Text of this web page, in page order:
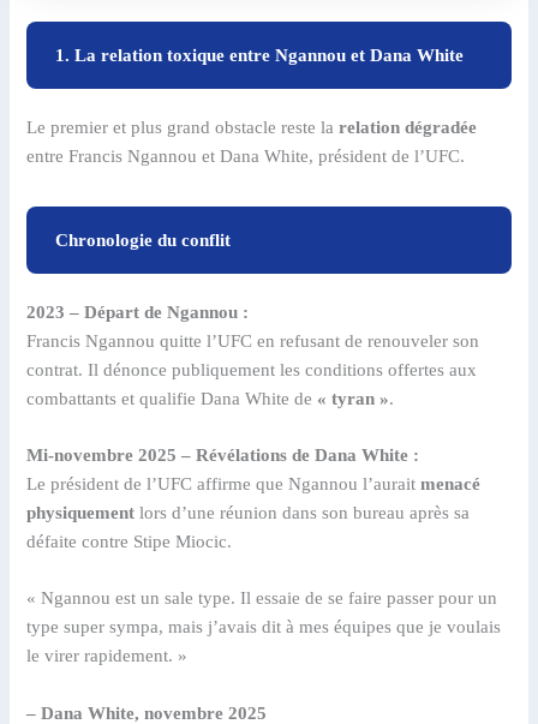
1. La relation toxique entre Ngannou et Dana White
Le premier et plus grand obstacle reste larelation dégradée
entre Francis Ngannou et Dana White, président de l’UFC.
Chronologie du conflit
2023 – Départ de Ngannou :
Francis Ngannou quitte l’UFC en refusant de renouveler son
contrat. Il dénonce publiquement les conditions offertes aux
combattants et qualifie Dana White de « tyran ».
Mi-novembre 2025 – Révélations de Dana White :
Le président de l’UFC affirme que Ngannou l’auraitmenacé
physiquement lors d’une réunion dans son bureau après sa
défaite contre Stipe Miocic.
« Ngannou est un sale type. Il essaie de se faire passer pour un
type super sympa, mais j’avais dit à mes équipes que je voulais
le virer rapidement. »
– Dana White, novembre 2025